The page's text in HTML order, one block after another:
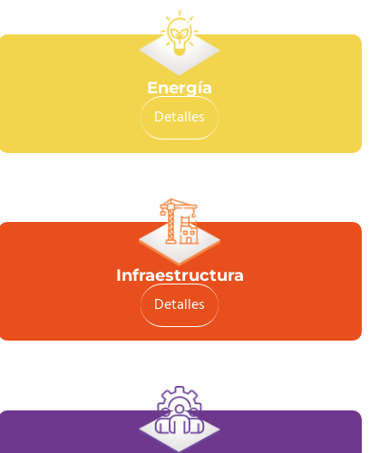
Energía
Detalles
Infraestructura
Detalles